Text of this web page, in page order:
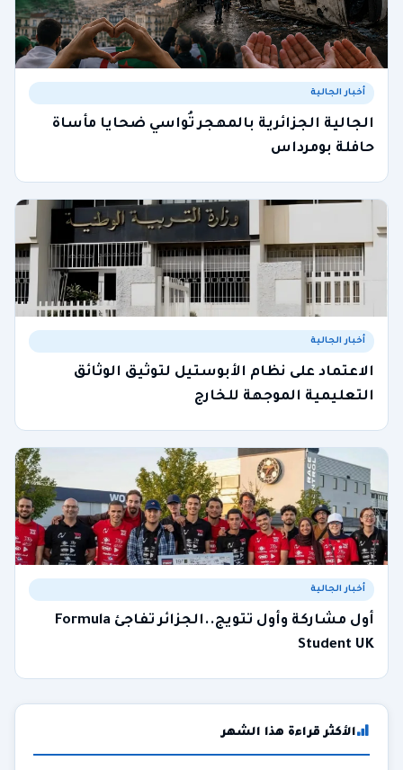
أخبار الجالية
الجالية الجزائرية بالمهجر تُواسي ضحايا مأساة
حافلة بومرداس
أخبار الجالية
الاعتماد على نظام الأبوستيل لتوثيق الوثائق
التعليمية الموجهة للخارج
أخبار الجالية
أول مشاركة وأول تتويج..الجزائر تفاجئ Formula
Student UK
الأكثر قراءة هذا الشهر